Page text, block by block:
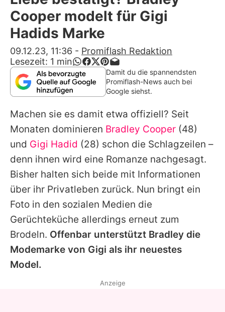
Alle Themen auf Promiflash
App runterladen
Team
Redaktionelle Richtlinien
Impressum
Datenschutzerklärung
Nutzungsbedingungen
Utiq verwalten
Cooper modelt für Gigi
Hadids Marke
09.12.23, 11:36 - Promiflash Redaktion
Lesezeit: 1 min
Damit du die spannendsten
Promiflash-News auch bei
Google siehst.
Machen sie es damit etwa offiziell? Seit
Monaten dominieren Bradley Cooper (48)
und Gigi Hadid (28) schon die Schlagzeilen –
denn ihnen wird eine Romanze nachgesagt.
Bisher halten sich beide mit Informationen
über ihr Privatleben zurück. Nun bringt ein
Foto in den sozialen Medien die
Gerüchteküche allerdings erneut zum
Brodeln. Offenbar unterstützt Bradley die
Modemarke von Gigi als ihr neuestes
Model.
Anzeige